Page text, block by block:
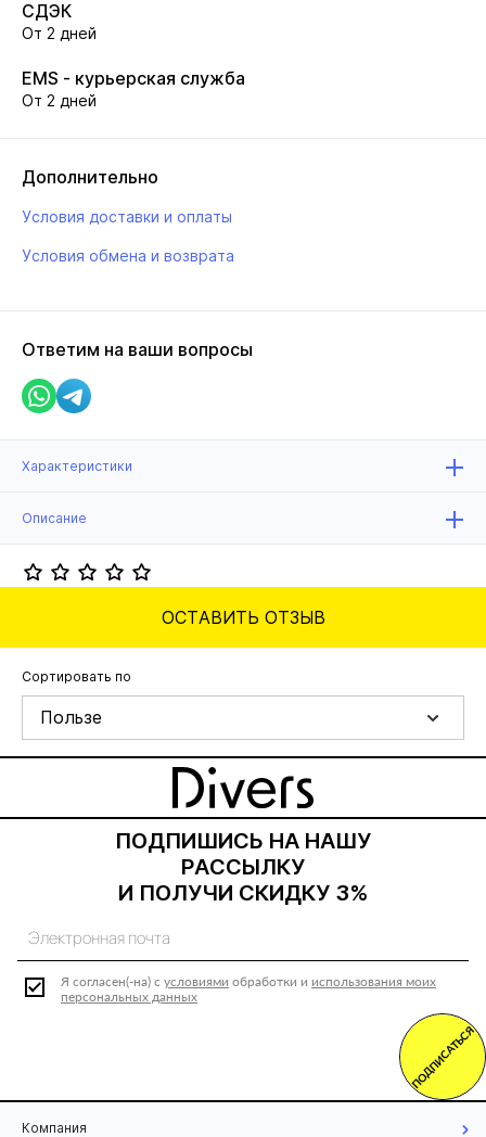
СДЭК
От 2 дней
EMS - курьерская служба
От 2 дней
Дополнительно
Условия доставки и оплаты
Условия обмена и возврата
Ответим на ваши вопросы
Характеристики
Описание
ОСТАВИТЬ ОТЗЫВ
Сортировать по
Пользе
ПОДПИШИСЬ НА НАШУ
РАССЫЛКУ
И ПОЛУЧИ СКИДКУ 3%
Я согласен(-на) с условиями обработки и использования моих
персональных данных
ПОДПИСАТЬСЯ
Компания